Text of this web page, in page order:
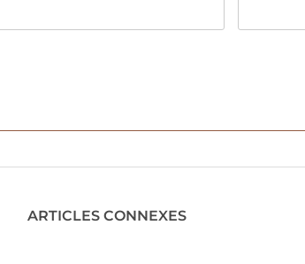
ARTICLES CONNEXES